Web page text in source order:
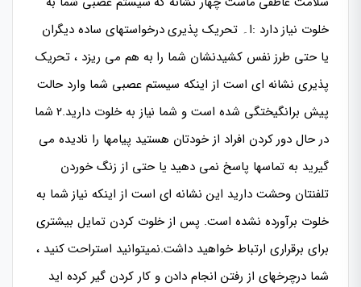
خلوت نیاز دارد :ا۔ تحریک پذیری درخواستهای ساده دیگران
یا حتی طرز نفس کشیدنشان شما را به هم می ریزد ، تحریک
پذیری نشانه ای است از اینکه سیستم عصبی شما وارد حالت
پیش برانگیختگی شده است و شما نیاز به خلوت دارید.۲ شما
در حال دور کردن افراد از خودتان هستید پیامها را نادیده می
گیرید به تماسها پاسخ نمی دهید یا حتی از زنگ خوردن
تلفنتان وحشت دارید این نشانه ای است از اینکه نیاز شما به
خلوت برآورده نشده است. پس از خلوت کردن تمایل بیشتری
برای برقراری ارتباط خواهید داشت.نمیتوانید استراحت کنید ،
شما درچرخهای از رفتن انجام دادن و کار کردن گیر کرده اید